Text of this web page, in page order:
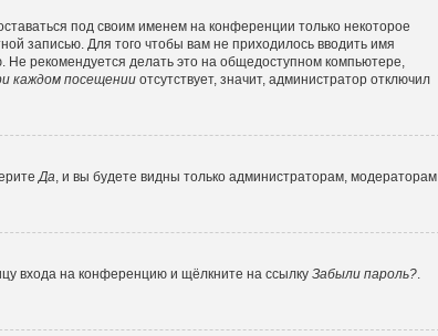
под своим именем на конференции только некоторое
записью. Для того чтобы вам не приходилось вводить имя
рекомендуется делать это на общедоступном компьютере,
каждом посещении отсутствует, значит, администратор отключил
Да, и вы будете видны только администраторам, модераторам
входа на конференцию и щёлкните на ссылку Забыли пароль?.